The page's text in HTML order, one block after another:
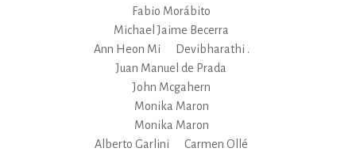
Fabio Morábito
Michael Jaime Becerra
Ann Heon Mi
Devibharathi .
Juan Manuel de Prada
John Mcgahern
Monika Maron
Monika Maron
Alberto Garlini
Carmen Ollé